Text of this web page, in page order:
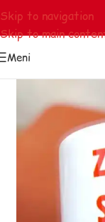
Skip to navigation
Skip to main
Meni